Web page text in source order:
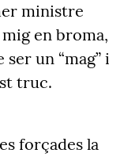
ministre
en broma,
un “mag” i
truc.
forçades la